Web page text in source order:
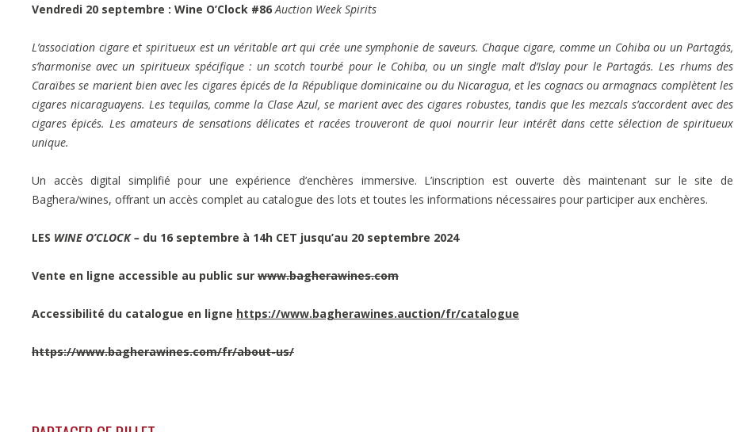
Vendredi 20 septembre : Wine O’Clock #86 Auction Week Spirits
L’association cigare et spiritueux est un véritable art qui crée une symphonie de saveurs. Chaque cigare, comme un Cohiba ou un Partagás,
s’harmonise avec un spiritueux spécifique : un scotch tourbé pour le Cohiba, ou un single malt d’Islay pour le Partagás. Les rhums des
Caraïbes se marient bien avec les cigares épicés de la République dominicaine ou du Nicaragua, et les cognacs ou armagnacs complètent les
cigares nicaraguayens. Les tequilas, comme la Clase Azul, se marient avec des cigares robustes, tandis que les mezcals s’accordent avec des
cigares épicés. Les amateurs de sensations délicates et racées trouveront de quoi nourrir leur intérêt dans cette sélection de spiritueux
unique.
Un accès digital simplifié pour une expérience d’enchères immersive. L’inscription est ouverte dès maintenant sur le site de
Baghera/wines, offrant un accès complet au catalogue des lots et toutes les informations nécessaires pour participer aux enchères.
LES WINE O’CLOCK – du 16 septembre à 14h CET jusqu’au 20 septembre 2024
Vente en ligne accessible au public sur www.bagherawines.com
Accessibilité du catalogue en ligne https://www.bagherawines.auction/fr/catalogue
https://www.bagherawines.com/fr/about-us/